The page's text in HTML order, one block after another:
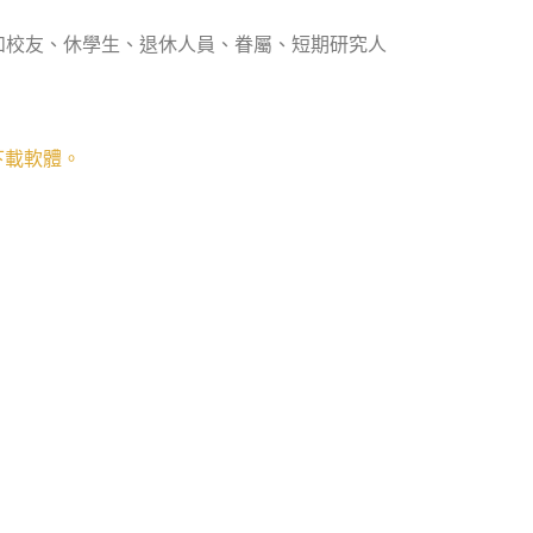
友、休學生、退休人員、眷屬、短期研究人
軟體。